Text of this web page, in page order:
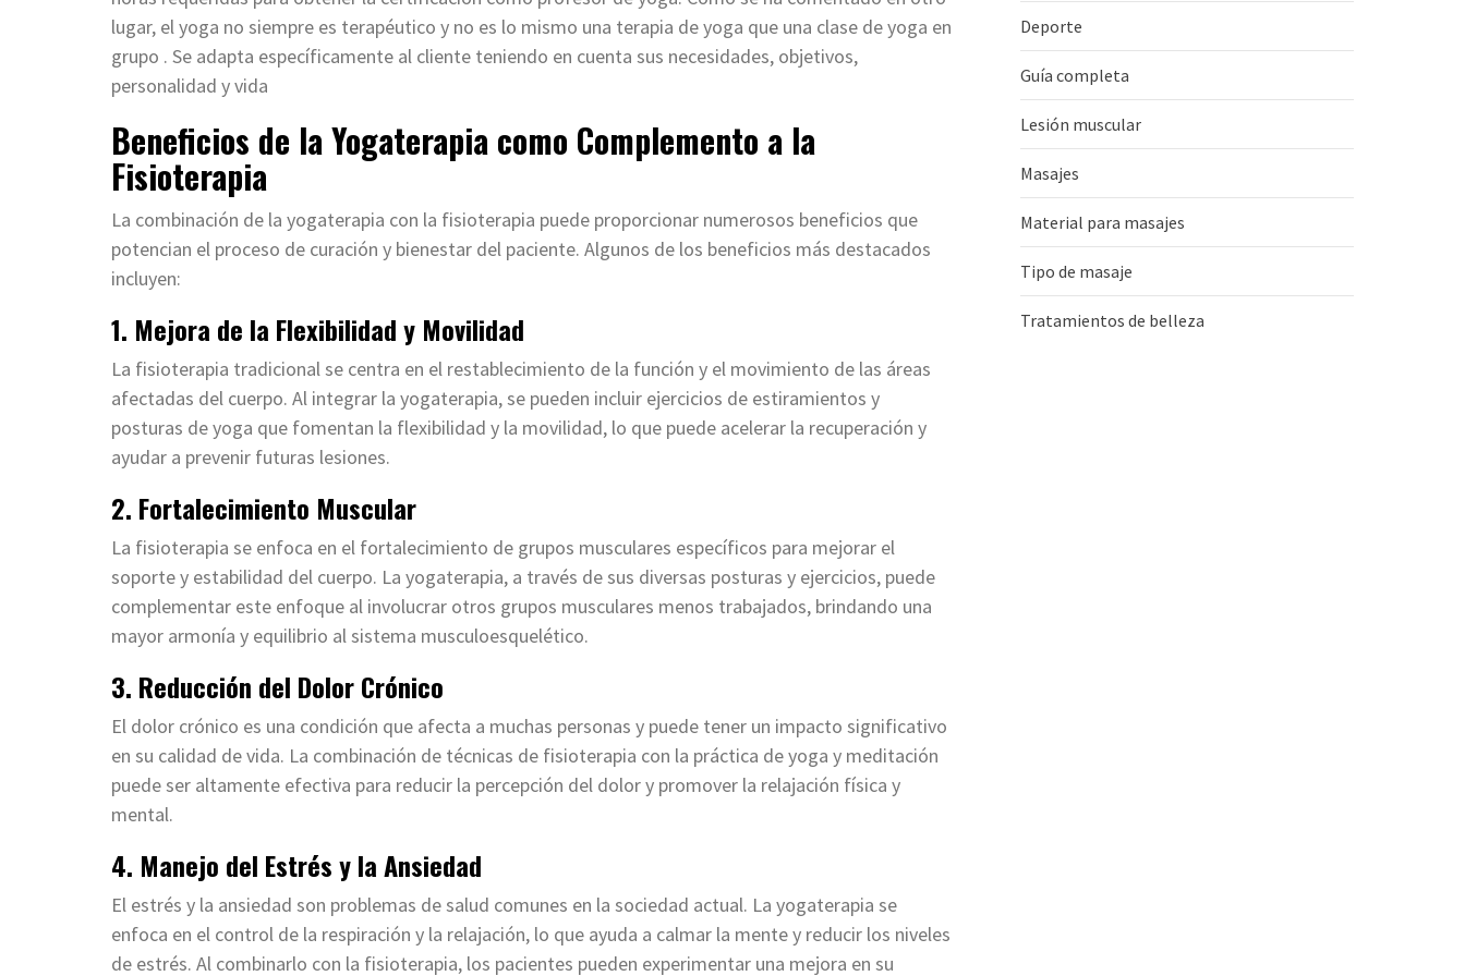
lugar, el yoga no siempre es terapéutico y no es lo mismo una terapia de yoga que una clase de yoga en
grupo . Se adapta específicamente al cliente teniendo en cuenta sus necesidades, objetivos,
personalidad y vida
Beneficios de la Yogaterapia como Complemento a la
Fisioterapia
La combinación de la yogaterapia con la fisioterapia puede proporcionar numerosos beneficios que
potencian el proceso de curación y bienestar del paciente. Algunos de los beneficios más destacados
incluyen:
1. Mejora de la Flexibilidad y Movilidad
La fisioterapia tradicional se centra en el restablecimiento de la función y el movimiento de las áreas
afectadas del cuerpo. Al integrar la yogaterapia, se pueden incluir ejercicios de estiramientos y
posturas de yoga que fomentan la flexibilidad y la movilidad, lo que puede acelerar la recuperación y
ayudar a prevenir futuras lesiones.
2. Fortalecimiento Muscular
La fisioterapia se enfoca en el fortalecimiento de grupos musculares específicos para mejorar el
soporte y estabilidad del cuerpo. La yogaterapia, a través de sus diversas posturas y ejercicios, puede
complementar este enfoque al involucrar otros grupos musculares menos trabajados, brindando una
mayor armonía y equilibrio al sistema musculoesquelético.
3. Reducción del Dolor Crónico
El dolor crónico es una condición que afecta a muchas personas y puede tener un impacto significativo
en su calidad de vida. La combinación de técnicas de fisioterapia con la práctica de yoga y meditación
puede ser altamente efectiva para reducir la percepción del dolor y promover la relajación física y
mental.
4. Manejo del Estrés y la Ansiedad
El estrés y la ansiedad son problemas de salud comunes en la sociedad actual. La yogaterapia se
enfoca en el control de la respiración y la relajación, lo que ayuda a calmar la mente y reducir los niveles
de estrés. Al combinarlo con la fisioterapia, los pacientes pueden experimentar una mejora en su
Deporte
Guía completa
Lesión muscular
Masajes
Material para masajes
Tipo de masaje
Tratamientos de belleza